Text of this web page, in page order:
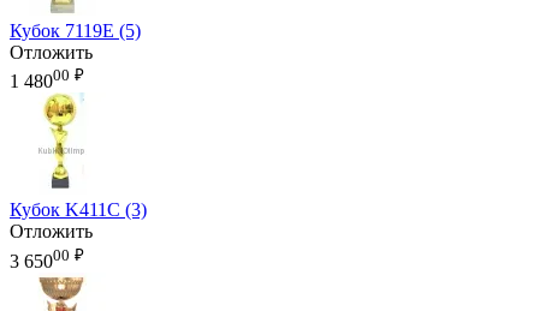
Кубок 7119E (5)
Отложить
1 48000 ₽
Кубок K411C (3)
Отложить
3 65000 ₽